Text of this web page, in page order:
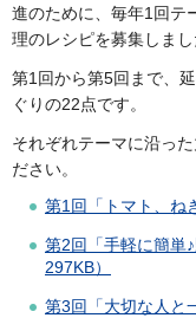
進のために、毎年1回テ
理のレシピを募集しまし
第1回から第5回まで、
ぐりの22点です。
それぞれテーマに沿っ
ださい。
第1回「トマト、ね
第2回「手軽に簡単
297KB）
第3回「大切な人と